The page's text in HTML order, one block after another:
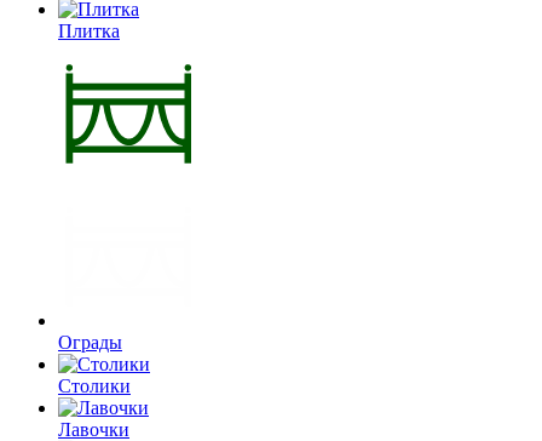
Плитка
Ограды
Столики
Лавочки